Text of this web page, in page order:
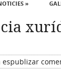
»
espublizar